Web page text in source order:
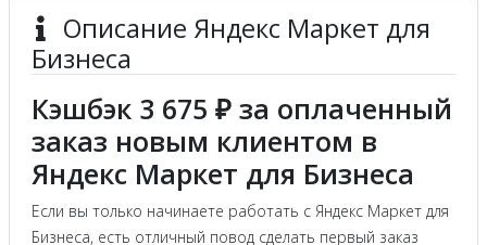
Описание Яндекс Маркет для
Бизнеса
Кэшбэк 3 675 ₽ за оплаченный
заказ новым клиентом в
Яндекс Маркет для Бизнеса
Если вы только начинаете работать с Яндекс Маркет для
Бизнеса, есть отличный повод сделать первый заказ